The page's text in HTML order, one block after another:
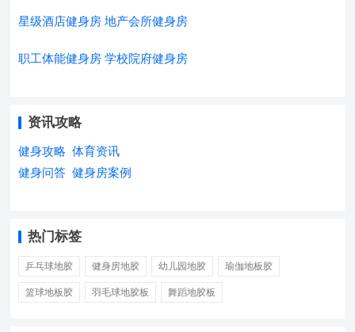
星级酒店健身房 地产会所健身房
职工体能健身房 学校院府健身房
资讯攻略
健身攻略 体育资讯
健身问答 健身房案例
热门标签
乒乓球地胶 健身房地胶 幼儿园地胶 瑜伽地板胶
篮球地板胶 羽毛球地胶板 舞蹈地胶板